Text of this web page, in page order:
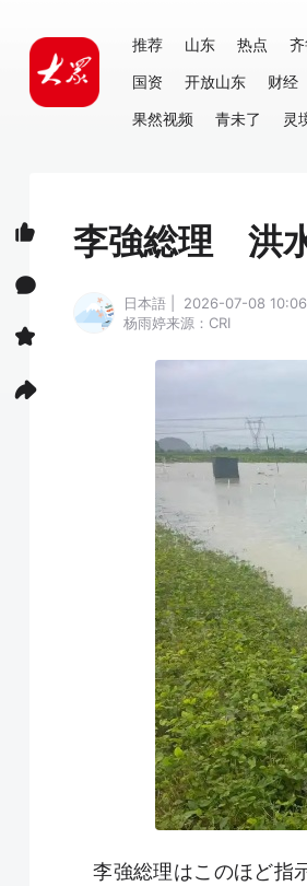
推荐 山东 热点
国资
开放山东 财经
果然视频
青未了 灵
李強総理 洪
日本語 | 2026-07-08
杨雨婷来源：CRI
李強総理はこのほど指